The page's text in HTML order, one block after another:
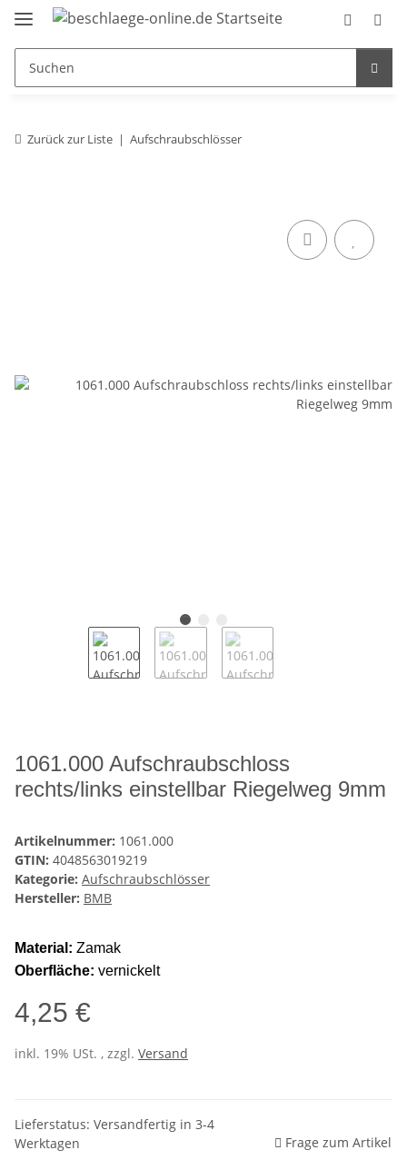
Zurück zur Liste Aufschraubschlösser
1061.000 Aufschraubschloss
rechts/links einstellbar Riegelweg 9mm
Artikelnummer: 1061.000
GTIN: 4048563019219
Kategorie: Aufschraubschlösser
Hersteller: BMB
Material: Zamak
Oberfläche: vernickelt
4,25 €
inkl. 19% USt. , zzgl. Versand
Lieferstatus: Versandfertig in 3-4
Werktagen
Frage zum Artikel